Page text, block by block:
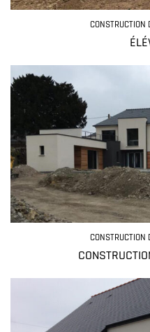
CONSTRUCTION
CONSTRUCTION